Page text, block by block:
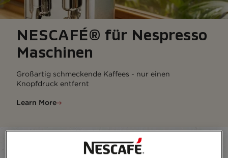
NESCAFÉ® für Nespresso
Maschinen
Großartig schmeckende Kaffees - nur einen
Knopfdruck entfernt
Learn More